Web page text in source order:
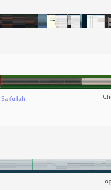
Saifullah